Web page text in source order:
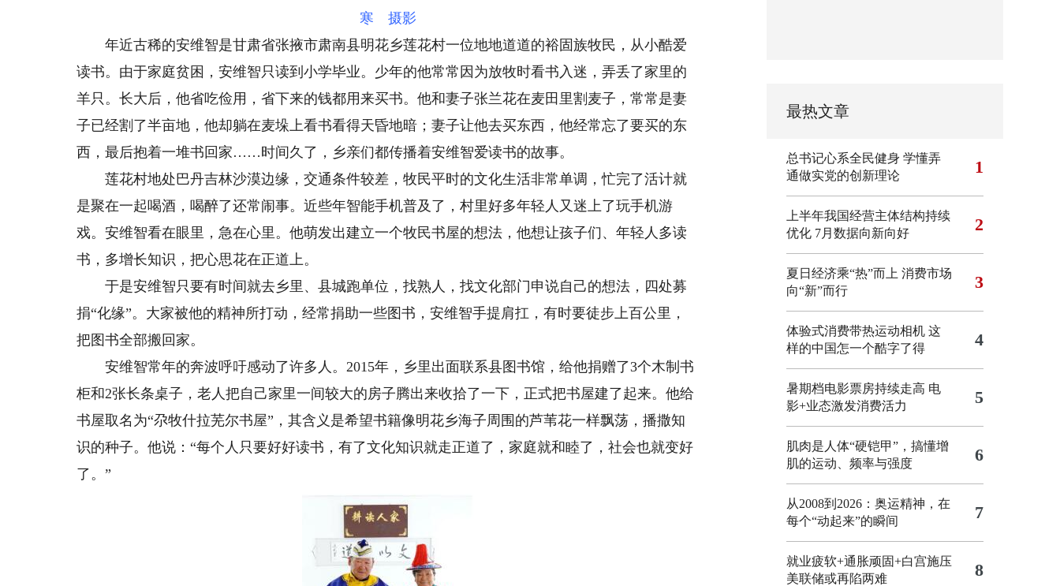
寒 摄影
年近古稀的安维智是甘肃省张掖市肃南县明花乡莲花村一位地地道道的裕固族牧民，从小酷爱
读书。由于家庭贫困，安维智只读到小学毕业。少年的他常常因为放牧时看书入迷，弄丢了家里的
羊只。长大后，他省吃俭用，省下来的钱都用来买书。他和妻子张兰花在麦田里割麦子，常常是妻
子已经割了半亩地，他却躺在麦垛上看书看得天昏地暗；妻子让他去买东西，他经常忘了要买的东
西，最后抱着一堆书回家……时间久了，乡亲们都传播着安维智爱读书的故事。
莲花村地处巴丹吉林沙漠边缘，交通条件较差，牧民平时的文化生活非常单调，忙完了活计就
是聚在一起喝酒，喝醉了还常闹事。近些年智能手机普及了，村里好多年轻人又迷上了玩手机游
戏。安维智看在眼里，急在心里。他萌发出建立一个牧民书屋的想法，他想让孩子们、年轻人多读
书，多增长知识，把心思花在正道上。
于是安维智只要有时间就去乡里、县城跑单位，找熟人，找文化部门申说自己的想法，四处募
捐“化缘”。大家被他的精神所打动，经常捐助一些图书，安维智手提肩扛，有时要徒步上百公里，
把图书全部搬回家。
安维智常年的奔波呼吁感动了许多人。2015年，乡里出面联系县图书馆，给他捐赠了3个木制书
柜和2张长条桌子，老人把自己家里一间较大的房子腾出来收拾了一下，正式把书屋建了起来。他给
书屋取名为“尕牧什拉芜尔书屋”，其含义是希望书籍像明花乡海子周围的芦苇花一样飘荡，播撒知
识的种子。他说：“每个人只要好好读书，有了文化知识就走正道了，家庭就和睦了，社会也就变好
了。”
最热文章
总书记心系全民健身 学懂弄
通做实党的创新理论
1
上半年我国经营主体结构持续
优化 7月数据向新向好 2
夏日经济乘“热”而上 消费市场
向“新”而行
3
体验式消费带热运动相机 这
样的中国怎一个酷字了得
4
暑期档电影票房持续走高 电
影+业态激发消费活力
5
肌肉是人体“硬铠甲”，搞懂增
肌的运动、频率与强度
6
从2008到2026：奥运精神，在
每个“动起来”的瞬间
7
就业疲软+通胀顽固+白宫施压
美联储或再陷两难
8